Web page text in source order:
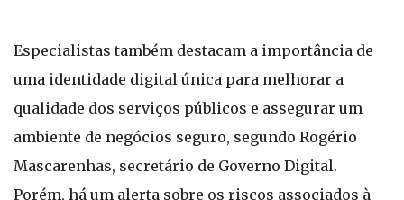
Especialistas também destacam a importância de
uma identidade digital única para melhorar a
qualidade dos serviços públicos e assegurar um
ambiente de negócios seguro, segundo Rogério
Mascarenhas, secretário de Governo Digital.
Porém, há um alerta sobre os riscos associados à